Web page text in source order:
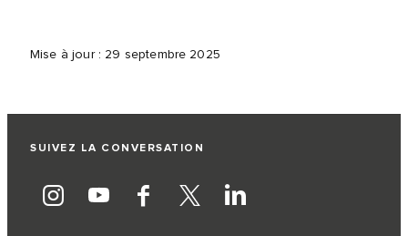
Mise à jour : 29 septembre 2025
SUIVEZ LA CONVERSATION